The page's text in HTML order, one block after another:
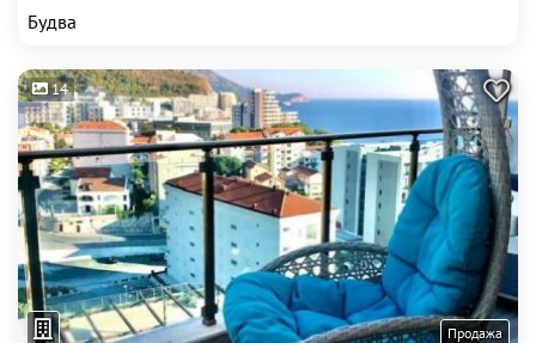
Будва
14
Продажа